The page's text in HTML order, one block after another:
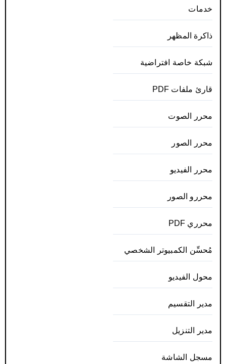
خدمات
ذاكرة المظهر
شبكة خاصة افتراضية
قارئ ملفات PDF
محرر الصوت
محرر الصور
محرر الفيديو
محررو الصور
محرري PDF
مُحسِّن الكمبيوتر الشخصي
محول الفيديو
مدير التقسيم
مدير التنزيل
مسجل الشاشة